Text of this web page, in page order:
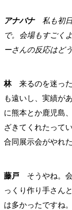
アナバナ
私も初
で。会場もすごく
ーさんの反応はど
林
来るのを迷っ
も遠いし、実績が
に熊本とか鹿児島
ざきてくれたって
合同展示会がやれ
藤戸
そうやね。
っくり作り手さん
は多かったですね